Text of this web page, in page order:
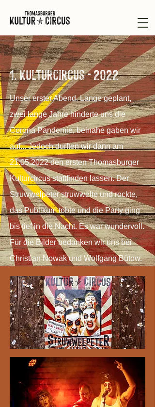
1. Kulturcircus - 2022
Unser erster Abend. Lange geplant,
zwei lange Jahre hinderte uns die
Corona Pandemie, beinahe gaben wir
auf... Jedoch durften wir dann am
21.05.2022den ersten Thomasburger
Kulturcircus stattfinden lassen. Der
Struwwelpeter struwwelte und rockte,
das Publikum tobte und die Party ging
bis tief in die Nacht. Es war wundervoll.
Für die Bilder bedanken wir uns bei
Christian Nowak und Wolfgang Bütow.